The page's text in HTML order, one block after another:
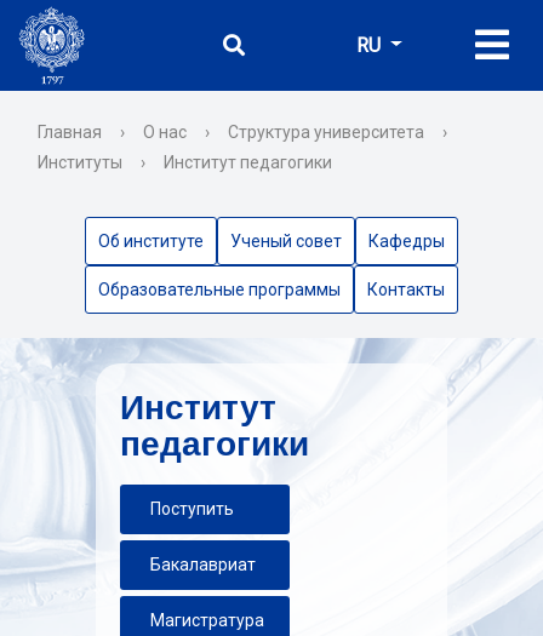
RU
Главная › О нас › Структура университета
›
Институты
› Институт педагогики
Об институте Ученый совет Кафедры
Образовательные программы Контакты
Институт
педагогики
Поступить
Бакалавриат
Магистратура